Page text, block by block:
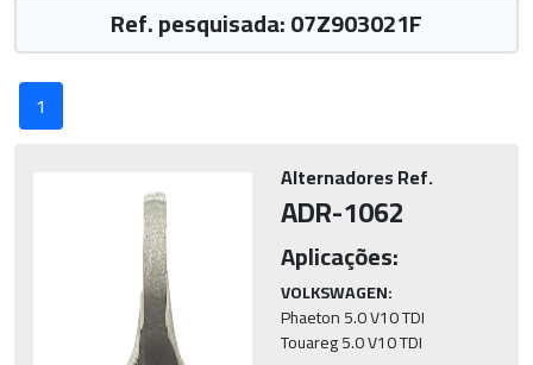
Ref. pesquisada: 07Z903021F
1
Alternadores Ref.
ADR-1062
Aplicações:
VOLKSWAGEN:
Phaeton 5.0 V10 TDI
Touareg 5.0 V10 TDI